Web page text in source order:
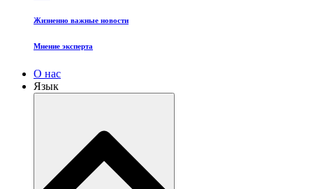
Жизненно важные новости
Мнение эксперта
О нас
Язык